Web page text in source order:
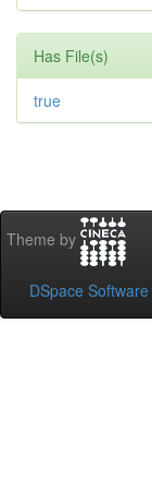
Has File(s)
true
Theme by
DSpace Software